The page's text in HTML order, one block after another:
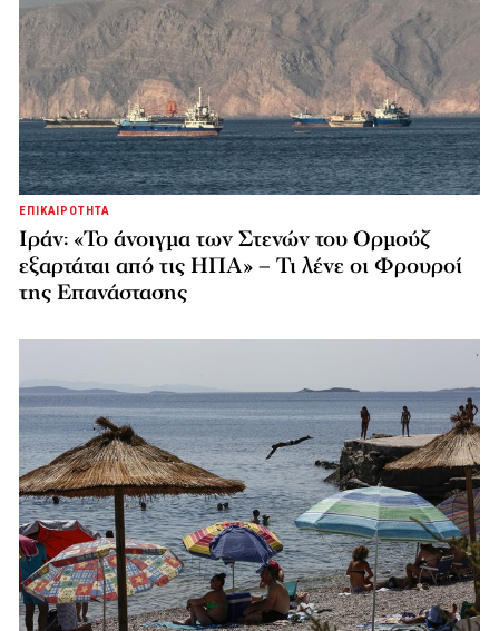
ΕΠΙΚΑΙΡΟΤΗΤΑ
Ιράν: «Το άνοιγμα των Στενών του Ορμούζ
εξαρτάται από τις ΗΠΑ» – Τι λένε οι Φρουροί
της Επανάστασης